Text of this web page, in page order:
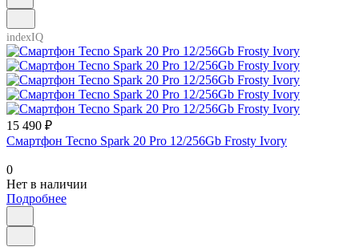
indexIQ
15 490 ₽
Смартфон Tecno Spark 20 Pro 12/256Gb Frosty Ivory
0
Нет в наличии
Подробнее